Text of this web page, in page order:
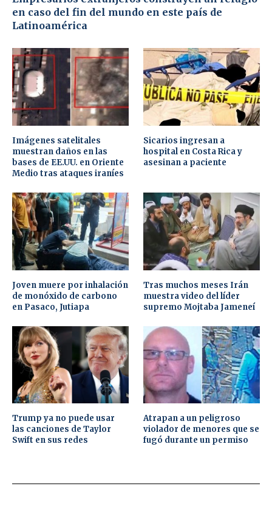
en caso del fin del mundo en este país de
Latinoamérica
Imágenes satelitales
muestran daños en las
bases de EE.UU. en Oriente
Medio tras ataques iraníes
Sicarios ingresan a
hospital en Costa Rica y
asesinan a paciente
Joven muere por inhalación
de monóxido de carbono
en Pasaco, Jutiapa
Tras muchos meses Irán
muestra video del líder
supremo Mojtaba Jameneí
Trump ya no puede usar
las canciones de Taylor
Swift en sus redes
Atrapan a un peligroso
violador de menores que se
fugó durante un permiso